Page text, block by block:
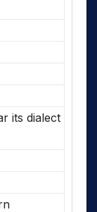
its dialect